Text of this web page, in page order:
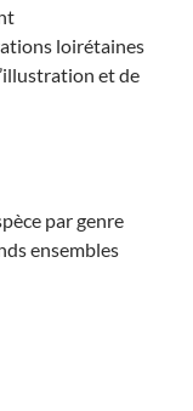
loirétaines
et de
par genre
ensembles